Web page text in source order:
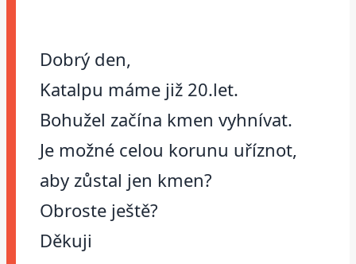
Dobrý den,
Katalpu máme již 20.let.
Bohužel začína kmen vyhnívat.
Je možné celou korunu uříznot,
aby zůstal jen kmen?
Obroste ještě?
Děkuji